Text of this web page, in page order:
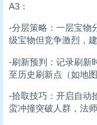
A3：
-分层策略：一层宝物
级宝物但竞争激烈，
-刷新预判：记录刷新
至历史刷新点（如地
-拾取技巧：开启自动
蛮冲撞突破人群，法